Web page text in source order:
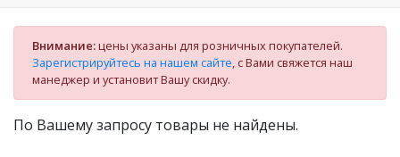
Внимание:цены указаны для розничных покупателей.
Зарегистрируйтесь на нашем сайте, с Вами свяжется наш
манеджер и установит Вашу скидку.
По Вашему запросу товары не найдены.